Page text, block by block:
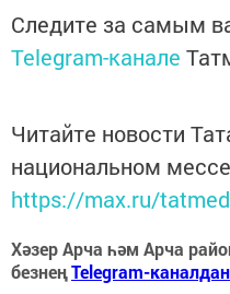
Следите за самым
Telegram-канале
Читайте новости
национальном
https://max.ru/
Хәзер Арча һәм Арча
безнеңTelegram-каналдан